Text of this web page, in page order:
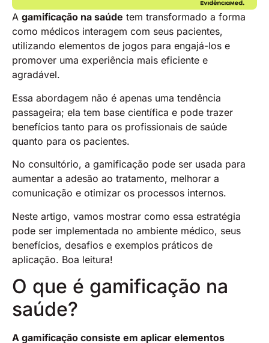
A gamificação na saúde tem transformado a forma
como médicos interagem com seus pacientes,
utilizando elementos de jogos para engajá-los e
promover uma experiência mais eficiente e
agradável.
Essa abordagem não é apenas uma tendência
passageira; ela tem base científica e pode trazer
benefícios tanto para os profissionais de saúde
quanto para os pacientes.
No consultório, a gamificação pode ser usada para
aumentar a adesão ao tratamento, melhorar a
comunicação e otimizar os processos internos.
Neste artigo, vamos mostrar como essa estratégia
pode ser implementada no ambiente médico, seus
benefícios, desafios e exemplos práticos de
aplicação. Boa leitura!
O que é gamificação na
saúde?
A gamificação consiste em aplicar elementos